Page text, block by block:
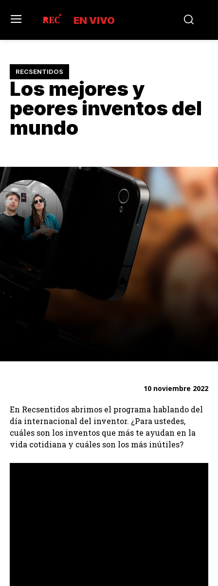
EN VIVO
RECSENTIDOS
Los mejores y
peores inventos del
mundo
10 noviembre 2022
En Recsentidos abrimos el programa hablando del
día internacional del inventor. ¿Para ustedes,
cuáles son los inventos que más te ayudan en la
vida cotidiana y cuáles son los más inútiles?